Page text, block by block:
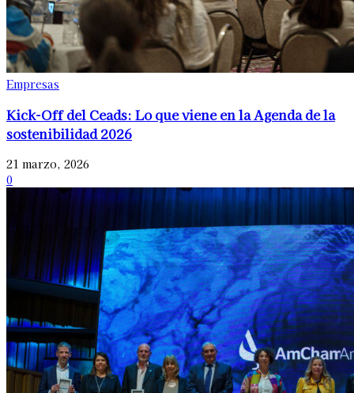
Empresas
Kick-Off del Ceads: Lo que viene en la Agenda de la
sostenibilidad 2026
21 marzo, 2026
0